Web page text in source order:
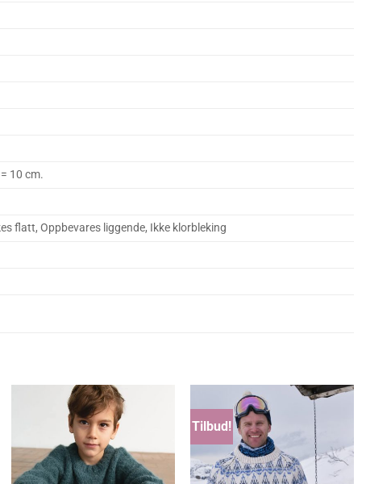
10 cm.
flatt, Oppbevares liggende, Ikke klorbleking
Tilbud!